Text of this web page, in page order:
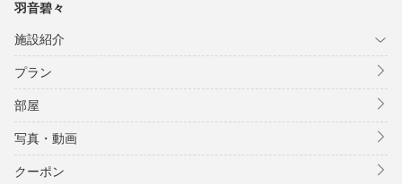
羽音碧々
施設紹介
プラン
部屋
写真・動画
クーポン